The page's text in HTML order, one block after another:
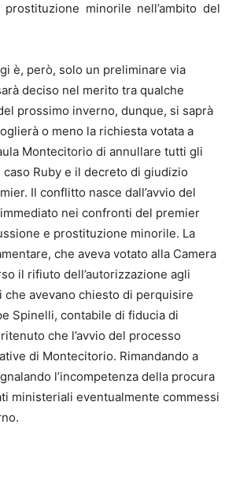
minorile nell’ambito del
è, però, solo un preliminare via
deciso nel merito tra qualche
prossimo inverno, dunque, si saprà
o meno la richiesta votata a
Montecitorio di annullare tutti gli
Ruby e il decreto di giudizio
Il conflitto nasce dall’avvio del
nei confronti del premier
e prostituzione minorile. La
che aveva votato alla Camera
il rifiuto dell’autorizzazione agli
che avevano chiesto di perquisire
Spinelli, contabile di fiducia di
che l’avvio del processo
di Montecitorio. Rimandando a
l’incompetenza della procura
ministeriali eventualmente commessi